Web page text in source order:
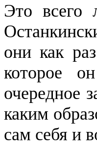
Это всего
они как
которое
очередное
каким
сам себя и